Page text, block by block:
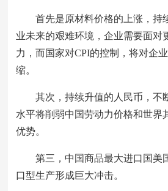
首先是原材料价格的上涨，持
业未来的艰难环境，企业需要面对
力，而国家对CPI的控制，将对企
缩。
其次，持续升值的人民币，不
水平将削弱中国劳动力价格和世界
优势。
第三，中国商品最大进口国美
口型生产形成巨大冲击。